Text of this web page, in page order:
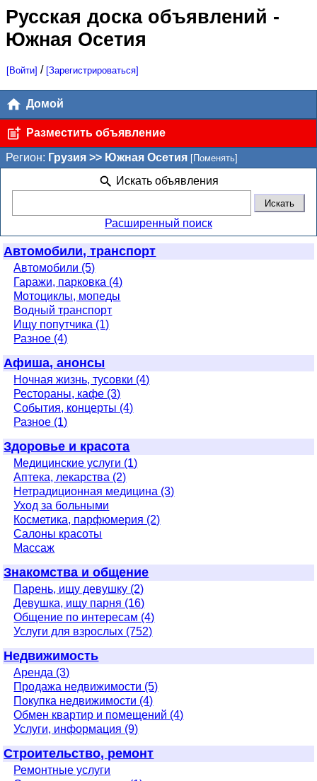
Русская доска объявлений -
Южная Осетия
[Войти] / [Зарегистрироваться]
Домой
Разместить объявление
Регион: Грузия >> Южная Осетия [Поменять]
Искать объявления
Расширенный поиск
Автомобили, транспорт
Автомобили (5)
Гаражи, парковка (4)
Мотоциклы, мопеды
Водный транспорт
Ищу попутчика (1)
Разное (4)
Афиша, анонсы
Ночная жизнь, тусовки (4)
Рестораны, кафе (3)
События, концерты (4)
Разное (1)
Здоровье и красота
Медицинские услуги (1)
Аптека, лекарства (2)
Нетрадиционная медицина (3)
Уход за больными
Косметика, парфюмерия (2)
Салоны красоты
Массаж
Знакомства и общение
Парень, ищу девушку (2)
Девушка, ищу парня (16)
Общение по интересам (4)
Услуги для взрослых (752)
Недвижимость
Аренда (3)
Продажа недвижимости (5)
Покупка недвижимости (4)
Обмен квартир и помещений (4)
Услуги, информация (9)
Строительство, ремонт
Ремонтные услуги